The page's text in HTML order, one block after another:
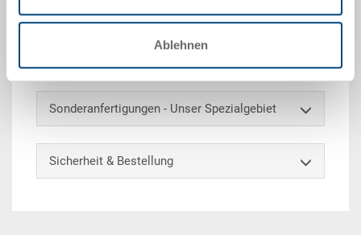
Ablehnen
mm, 4 Muschelgriffe, Gabelnuten geschlossen,
horizontale Aufnahmen geschlossen, integrierte
Sonderanfertigungen - Unser Spezialgebiet
Sicherheit & Bestellung